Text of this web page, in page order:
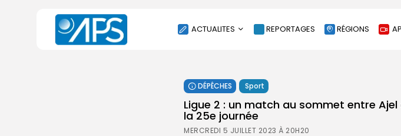
ACTUALITES
SOCIÉTÉ
ÉCONOMIE
CULTURE
REPORTAGES RÉGIONS
DÉPÊCHES Sport
Ligue 2 : un match au sommet entre
la 25e journée
MERCREDI 5 JUILLET 2023 À 20H20